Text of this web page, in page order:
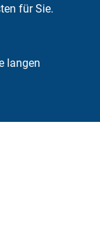
für Sie.
langen